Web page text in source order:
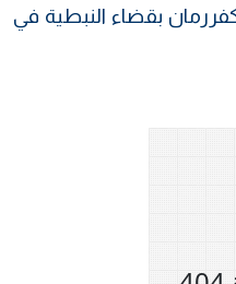
بقضاء النبطية في